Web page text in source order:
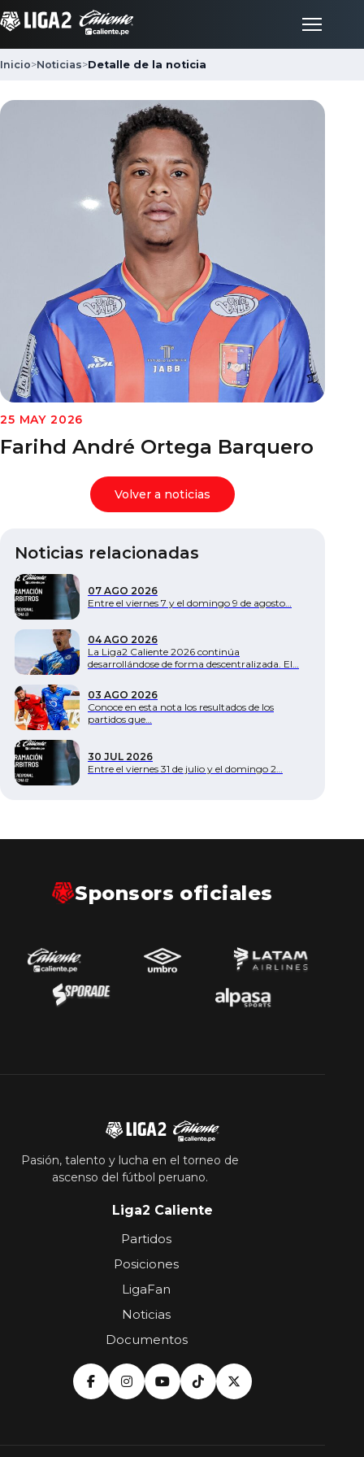
Posiciones
Clubes
Noticias
Documentos
Inicio>Noticias>Detalle de la noticia
25 MAY 2026
Farihd André Ortega Barquero
Volver a noticias
Noticias relacionadas
07 AGO 2026
Entre el viernes 7 y el domingo 9 de agosto…
04 AGO 2026
La Liga2 Caliente 2026 continúa
desarrollándose de forma descentralizada. El…
03 AGO 2026
Conoce en esta nota los resultados de los
partidos que…
30 JUL 2026
Entre el viernes 31 de julio y el domingo 2…
Sponsors oficiales
Pasión, talento y lucha en el torneo de
ascenso del fútbol peruano.
Liga2 Caliente
Partidos
Posiciones
LigaFan
Noticias
Documentos